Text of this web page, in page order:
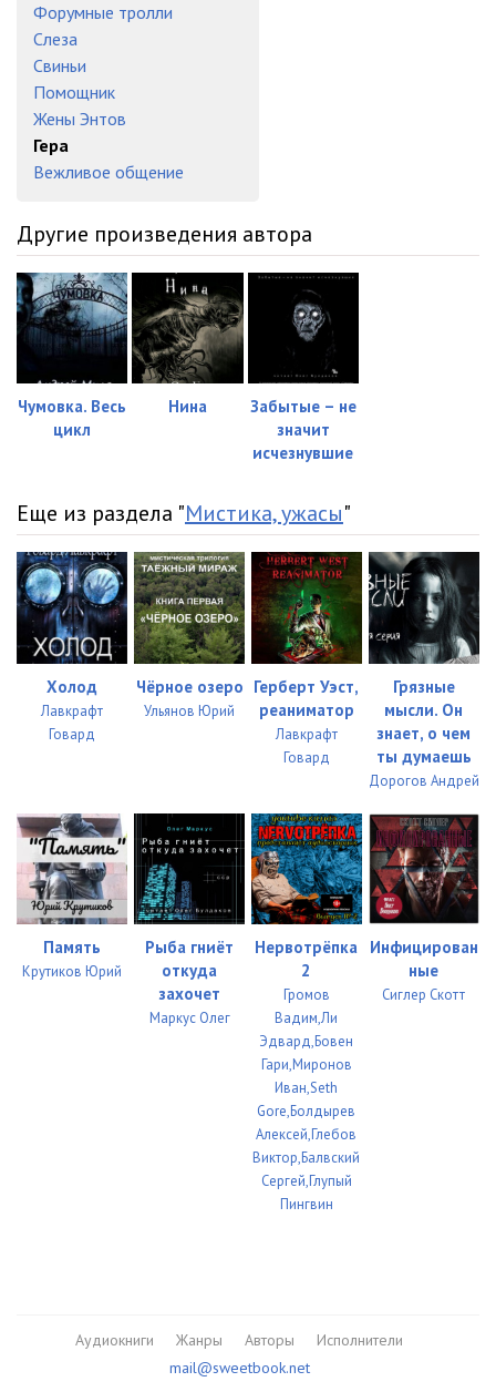
Форумные тролли
Слеза
Свиньи
Помощник
Жены Энтов
Гера
Вежливое общение
Другие произведения автора
Чумовка. Весь
цикл
Нина
Забытые – не
значит
исчезнувшие
Еще из раздела "Мистика, ужасы"
Холод
Лавкрафт
Говард
Чёрное озеро
Ульянов Юрий
Герберт Уэст,
реаниматор
Лавкрафт
Говард
Грязные
мысли. Он
знает, о чем
ты думаешь
Дорогов Андрей
Память
Крутиков Юрий
Рыба гниёт
откуда
захочет
Маркус Олег
Нервотрёпка
2
Громов
Вадим,Ли
Эдвард,Бовен
Гари,Миронов
Иван,Seth
Gore,Болдырев
Алексей,Глебов
Виктор,Балвский
Сергей,Глупый
Пингвин
Инфицирован
ные
Сиглер Скотт
Аудиокниги Жанры Авторы
Исполнители
mail@sweetbook.net